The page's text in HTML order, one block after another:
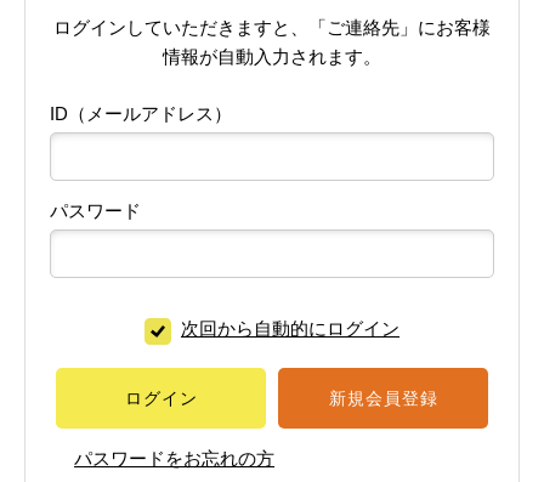
ログインしていただきますと、「ご連絡先」にお客様
情報が自動入力されます。
ID（メールアドレス）
パスワード
次回から自動的にログイン
ログイン 新規会員登録
パスワードをお忘れの方